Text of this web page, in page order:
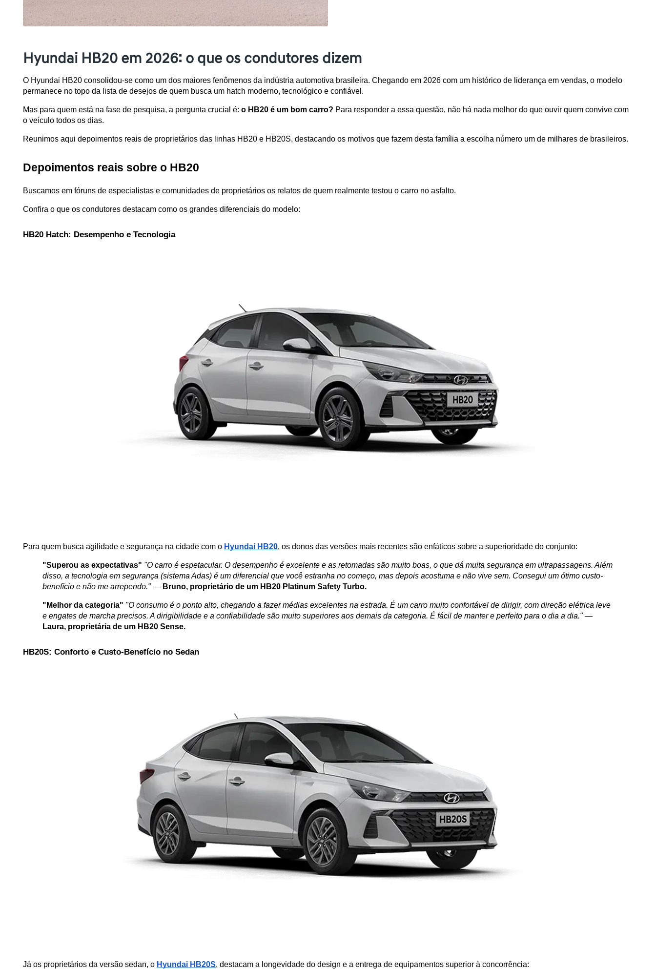
Hyundai HB20 em 2026: o que os condutores dizem
O Hyundai HB20 consolidou-se como um dos maiores fenômenos da indústria automotiva brasileira. Chegando em 2026 com um histórico de liderança em vendas, o modelo
permanece no topo da lista de desejos de quem busca um hatch moderno, tecnológico e confiável.
Mas para quem está na fase de pesquisa, a pergunta crucial é: o HB20 é um bom carro? Para responder a essa questão, não há nada melhor do que ouvir quem convive com
o veículo todos os dias.
Reunimos aqui depoimentos reais de proprietários das linhas HB20 e HB20S, destacando os motivos que fazem desta família a escolha número um de milhares de brasileiros.
Depoimentos reais sobre o HB20
Buscamos em fóruns de especialistas e comunidades de proprietários os relatos de quem realmente testou o carro no asfalto.
Confira o que os condutores destacam como os grandes diferenciais do modelo:
HB20 Hatch: Desempenho e Tecnologia
Para quem busca agilidade e segurança na cidade com o Hyundai HB20, os donos das versões mais recentes são enfáticos sobre a superioridade do conjunto:
"Superou as expectativas" "O carro é espetacular. O desempenho é excelente e as retomadas são muito boas, o que dá muita segurança em ultrapassagens. Além
disso, a tecnologia em segurança (sistema Adas) é um diferencial que você estranha no começo, mas depois acostuma e não vive sem. Consegui um ótimo custo-
benefício e não me arrependo." — Bruno, proprietário de um HB20 Platinum Safety Turbo.
"Melhor da categoria" "O consumo é o ponto alto, chegando a fazer médias excelentes na estrada. É um carro muito confortável de dirigir, com direção elétrica leve
e engates de marcha precisos. A dirigibilidade e a confiabilidade são muito superiores aos demais da categoria. É fácil de manter e perfeito para o dia a dia."
Laura, proprietária de um HB20 Sense.
HB20S: Conforto e Custo-Benefício no Sedan
Já os proprietários da versão sedan, o Hyundai HB20S, destacam a longevidade do design e a entrega de equipamentos superior à concorrência: